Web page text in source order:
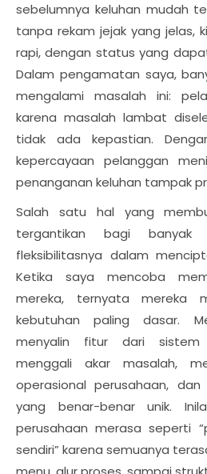
sebelumnya keluhan mudah
tanpa rekam jejak yang jelas,
rapi, dengan status yang
Dalam pengamatan saya,
mengalami masalah ini:
karena masalah lambat
tidak ada kepastian.
kepercayaan pelanggan
penanganan keluhan tampak
Salah satu hal yang
tergantikan bagi banyak
fleksibilitasnya dalam
Ketika saya mencoba
mereka, ternyata mereka
kebutuhan paling dasar.
menyalin fitur dari sistem
menggali akar masalah,
operasional perusahaan,
yang benar-benar unik.
perusahaan merasa seperti
sendiri” karena semuanya